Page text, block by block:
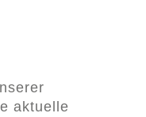
aktuelle